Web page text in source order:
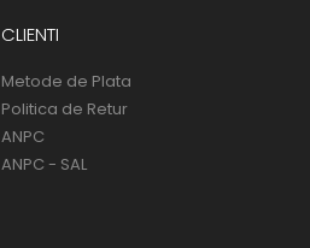
CLIENTI
Metode de Plata
Politica de Retur
ANPC
ANPC - SAL